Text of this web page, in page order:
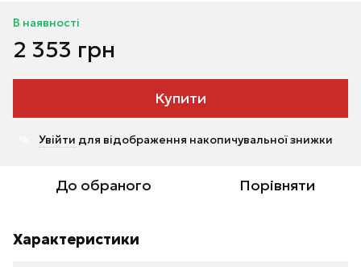
В наявності
2 353 грн
Купити
Увійти для відображення накопичувальної знижки
До обраного Порівняти
Характеристики